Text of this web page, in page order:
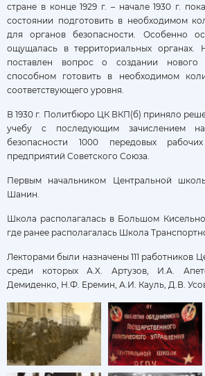
стране в конце 1929 г. – начале 1930 г.
состоянии подготовить в необходимом
для органов безопасности. Особенно
ощущалась в территориальных органах.
поставлен вопрос о создании нового
способном готовить в необходимом
соответствующего уровня.
В 1930 г. Политбюро ЦК ВКП(б) приняло
учебу с последующим зачислением
безопасности 1000 передовых
предприятий Советского Союза.
Первым начальником Центральной
Шанин.
Школа располагалась в Большом
где ранее располагалась Школа
Лекторами были назначены 111 работников
среди которых А.X. Артузов, И.А.
Демиденко, Н.Ф. Еремин, А.И. Кауль, Д.В.